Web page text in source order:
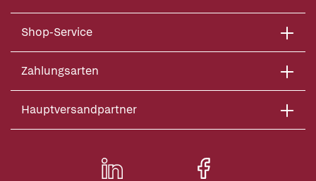
Shop-Service
Zahlungsarten
Hauptversandpartner